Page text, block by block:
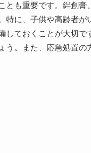
とも重要です。絆創膏
特に、子供や高齢者が
しておくことが大切で
。また、応急処置の